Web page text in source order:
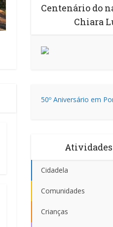
Centenário do
Chiara
50º Aniversário em
Atividades
Cidadela
Comunidades
Crianças